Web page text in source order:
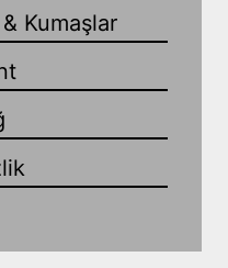
Kumaşlar